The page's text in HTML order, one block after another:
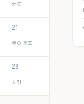
大安
21
赤口 夏至
28
友引